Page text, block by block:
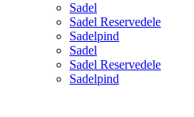
Sadel
Sadel Reservedele
Sadelpind
Sadel
Sadel Reservedele
Sadelpind